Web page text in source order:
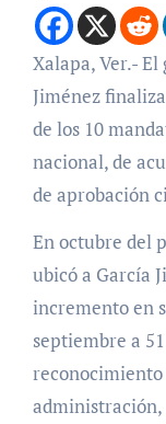
Xalapa, Ver.- El gobernador Cuitláhuac García
Jiménez
de los 10
nacional, de
de aprobación
En octubre del
ubicó a García
incremento en
septiembre a
reconocimiento
administración,